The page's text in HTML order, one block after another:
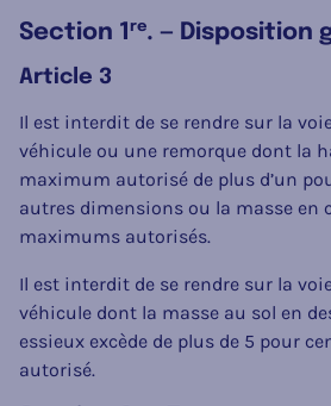
Section 1 re. — Disposition
Article 3
Il est interdit de se rendre sur la
véhicule ou une remorque dont la
maximum autorisé de plus d’un
autres dimensions ou la masse en
maximums autorisés.
Il est interdit de se rendre sur la
véhicule dont la masse au sol en
essieux excède de plus de 5 pour
autorisé.